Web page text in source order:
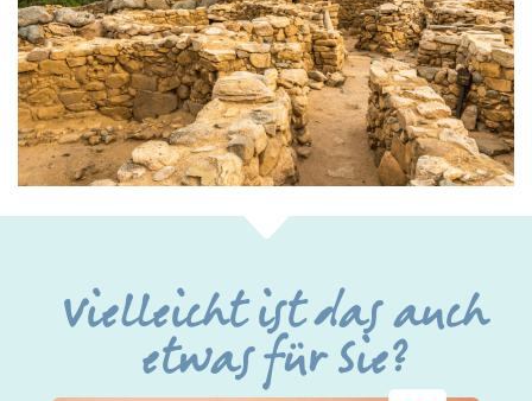
Vielleicht ist das auch
etwas für Sie?